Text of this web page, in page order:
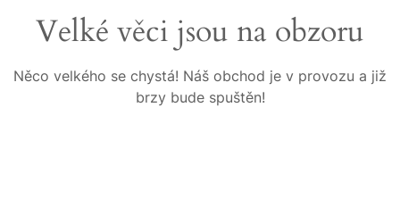
Velké věci jsou na obzoru
Něco velkého se chystá! Náš obchod je v provozu a již
brzy bude spuštěn!